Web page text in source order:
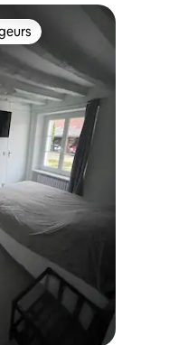
commentaires : 4,9 sur 5
les plus appréciés